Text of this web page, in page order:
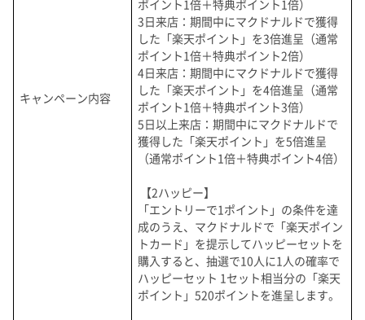
キャンペーン内容
ポイント1倍＋特典ポイント1倍）
3日来店：期間中にマクドナルドで獲得
した「楽天ポイント」を3倍進呈（通常
ポイント1倍＋特典ポイント2倍）
4日来店：期間中にマクドナルドで獲得
した「楽天ポイント」を4倍進呈（通常
ポイント1倍＋特典ポイント3倍）
5日以上来店：期間中にマクドナルドで
獲得した「楽天ポイント」を5倍進呈
（通常ポイント1倍＋特典ポイント4倍）
【2ハッピー】
「エントリーで1ポイント」の条件を達
成のうえ、マクドナルドで「楽天ポイン
トカード」を提示してハッピーセットを
購入すると、抽選で10人に1人の確率で
ハッピーセット 1セット相当分の「楽天
ポイント」520ポイントを進呈します。